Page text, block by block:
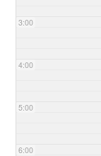
3:00
4:00
5:00
6:00